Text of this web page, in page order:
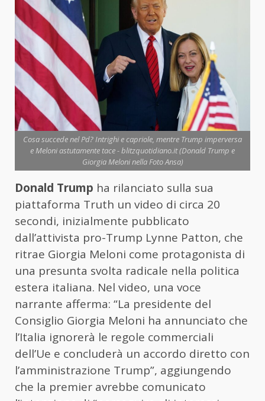
Cosa succede nel Pd? Intrighi e capriole, mentre Trump imperversa
e Meloni astutamente tace - blitzquotidiano.it (Donald Trump e
Giorgia Meloni nella Foto Ansa)
Donald Trump ha rilanciato sulla sua
piattaforma Truth un video di circa 20
secondi, inizialmente pubblicato
dall’attivista pro-Trump Lynne Patton, che
ritrae Giorgia Meloni come protagonista di
una presunta svolta radicale nella politica
estera italiana. Nel video, una voce
narrante afferma: “La presidente del
Consiglio Giorgia Meloni ha annunciato che
l’Italia ignorerà le regole commerciali
dell’Ue e concluderà un accordo diretto con
l’amministrazione Trump”, aggiungendo
che la premier avrebbe comunicato